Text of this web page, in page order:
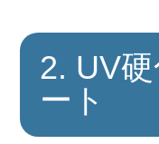
2. UV
ート